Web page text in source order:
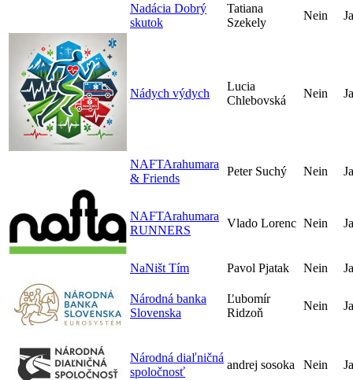
Nadácia Dobrý
skutok
Tatiana
Szekely
Nein Ja
Nádych výdych
Lucia
Chlebovská
Nein Ja
NAFTArahumara
& Friends
Peter Suchý Nein Ja
NAFTArahumara
RUNNERS
Vlado Lorenc Nein Ja
NaNišt Tím Pavol Pjatak Nein Ja
Národná banka
Slovenska
Ľubomír
Ridzoň
Nein Ja
Národná diaľničná
spoločnosť
andrej sosoka Nein Ja